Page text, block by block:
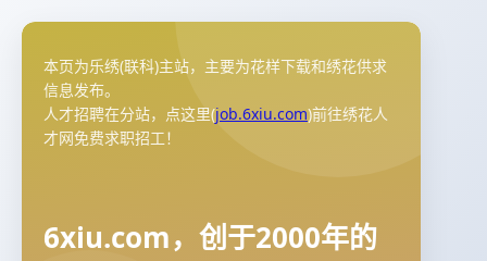
本页为乐绣(联科)主站，主要为花样下载和绣花供求
信息发布。
人才招聘在分站，点这里(job.6xiu.com)前往绣花人
才网免费求职招工！
6xiu.com，创于2000年的